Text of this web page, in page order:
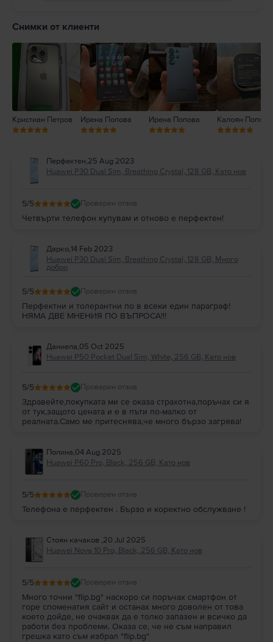
Снимки от клиенти
Кристиан Петров Ирена Попова Ирена Попова Калоян Попов
Перфектен,25 Aug 2023
Huawei P30 Dual Sim, Breathing Crystal, 128 GB, Като нов
5/5 Проверен отзив
Четвърти телефон купувам и отново е перфектен!
Дарко,14 Feb 2023
Huawei P30 Dual Sim, Breathing Crystal, 128 GB, Много
добро
5/5 Проверен отзив
Перфектни и толерантни по в всеки един параграф!
НЯМА ДВЕ МНЕНИЯ ПО ВЪПРОСА!!!
Даниела,05 Oct 2025
Huawei P50 Pocket Dual Sim, White, 256 GB, Като нов
5/5 Проверен отзив
Здравейте,покупката ми се оказа страхотна,поръчах си я
от тук,защото цената и е в пъти по-малко от
реалната.Само ме притеснява,че много бързо загрява!
Полина,04 Aug 2025
Huawei P60 Pro, Black, 256 GB, Като нов
5/5 Проверен отзив
Телефона е перфектен . Бързо и коректно обслужване !
Стоян качаков ,20 Jul 2025
Huawei Nova 10 Pro, Black, 256 GB, Като нов
5/5 Проверен отзив
Много точни "flip.bg" наскоро си поръчах смартфон от
горе споменатия сайт и останах много доволен от това
което дойде, не очаквах да е толко запазен и всичко да
работи без проблеми. Оказа се, че не съм направил
грешка като съм избрал "flip.bg"